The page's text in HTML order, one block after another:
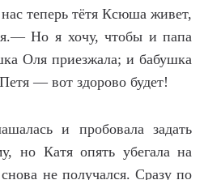
теперь тётя Ксюша живет,
Но я хочу, чтобы и папа
Оля приезжала; и бабушка
— вот здорово будет!
и пробовала задать
но Катя опять убегала на
не получался. Сразу по